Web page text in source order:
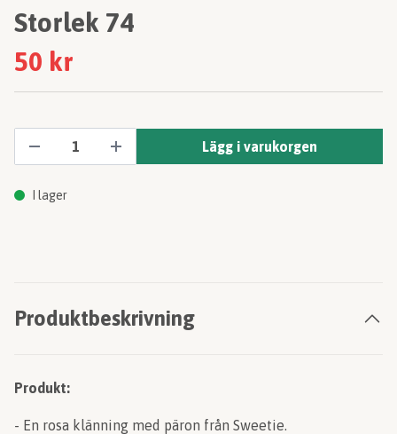
Storlek 74
50 kr
Lägg i varukorgen
I lager
Produktbeskrivning
Produkt:
- En rosa klänning med päron från Sweetie.